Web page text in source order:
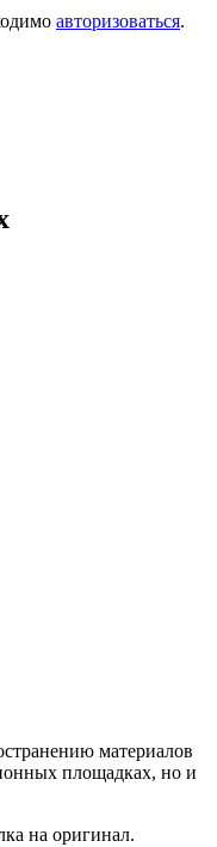
авторизоваться.
материалов
площадках, но и
на оригинал.